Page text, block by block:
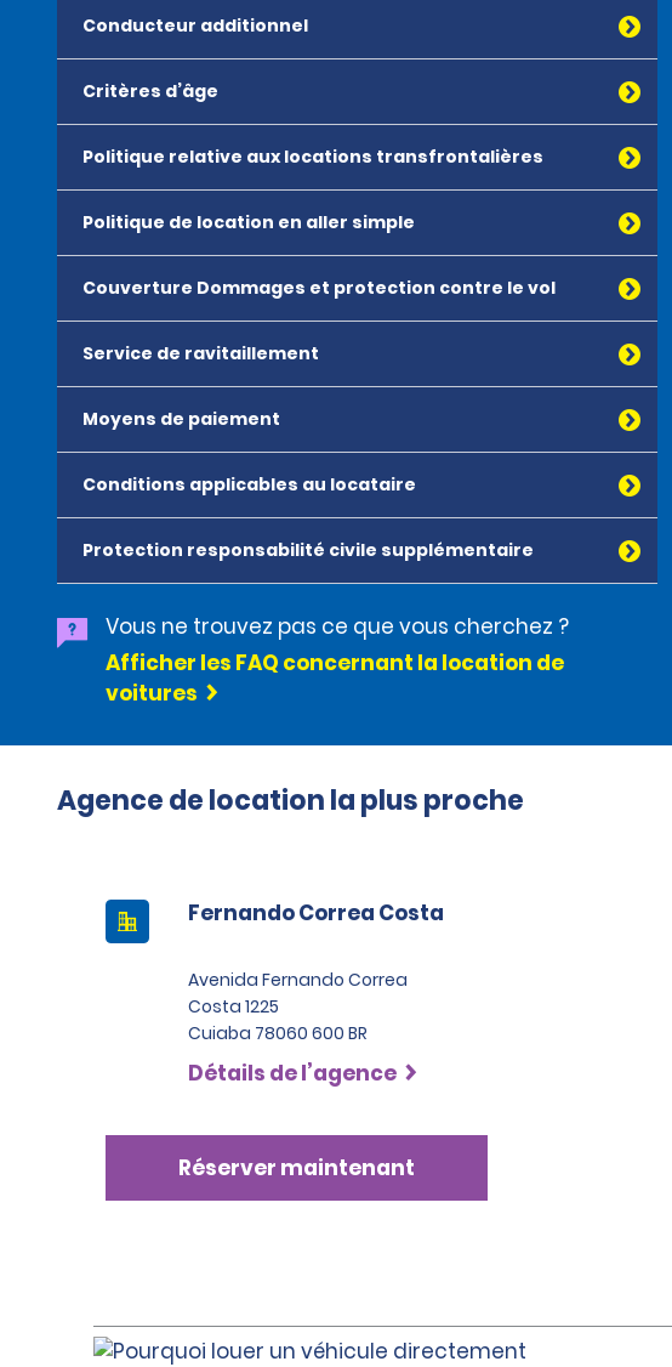
Conducteur additionnel
Critères d’âge
Politique relative aux locations transfrontalières
Politique de location en aller simple
Couverture Dommages et protection contre le vol
Service de ravitaillement
Moyens de paiement
Conditions applicables au locataire
Protection responsabilité civile supplémentaire
Vous ne trouvez pas ce que vous cherchez ?
Afficher les FAQ concernant la location de
voitures
Agence de location la plus proche
Fernando Correa Costa
Avenida Fernando Correa
Costa 1225
Cuiaba 78060 600 BR
Détails de l’agence
Réserver maintenant